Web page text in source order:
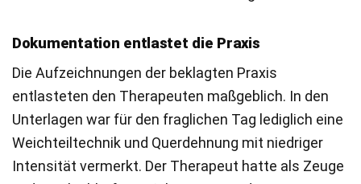
Dokumentation entlastet die Praxis
Die Aufzeichnungen der beklagten Praxis
entlasteten den Therapeuten maßgeblich. In den
Unterlagen war für den fraglichen Tag lediglich eine
Weichteiltechnik und Querdehnung mit niedriger
Intensität vermerkt. Der Therapeut hatte als Zeuge